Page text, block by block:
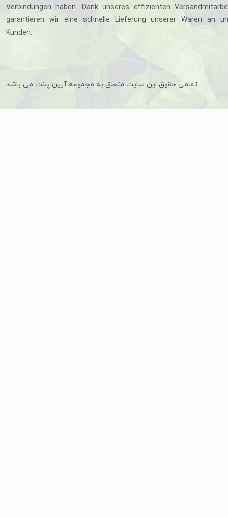
Verbindungen haben. Dank unseres effizienten
garantieren wir eine schnelle Lieferung unserer Waren an
Kunden.
تمامی حقوق این سایت متعلق به مجموعه آرین پلنت می باشد.